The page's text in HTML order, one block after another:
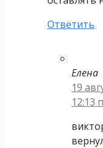
Ответить
Елена
19
12:13